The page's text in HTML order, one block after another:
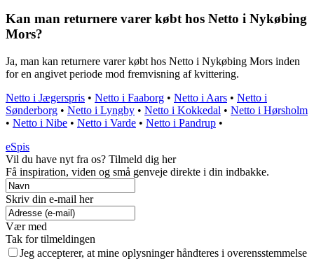
Kan man returnere varer købt hos Netto i Nykøbing
Mors?
Ja, man kan returnere varer købt hos Netto i Nykøbing Mors inden
for en angivet periode mod fremvisning af kvittering.
Netto i Jægerspris • Netto i Faaborg • Netto i Aars • Netto i
Sønderborg • Netto i Lyngby • Netto i Kokkedal • Netto i Hørsholm
• Netto i Nibe • Netto i Varde • Netto i Pandrup •
eSpis
Vil du have nyt fra os? Tilmeld dig her
Få inspiration, viden og små genveje direkte i din indbakke.
Skriv din e-mail her
Vær med
Tak for tilmeldingen
Jeg accepterer, at mine oplysninger håndteres i overensstemmelse